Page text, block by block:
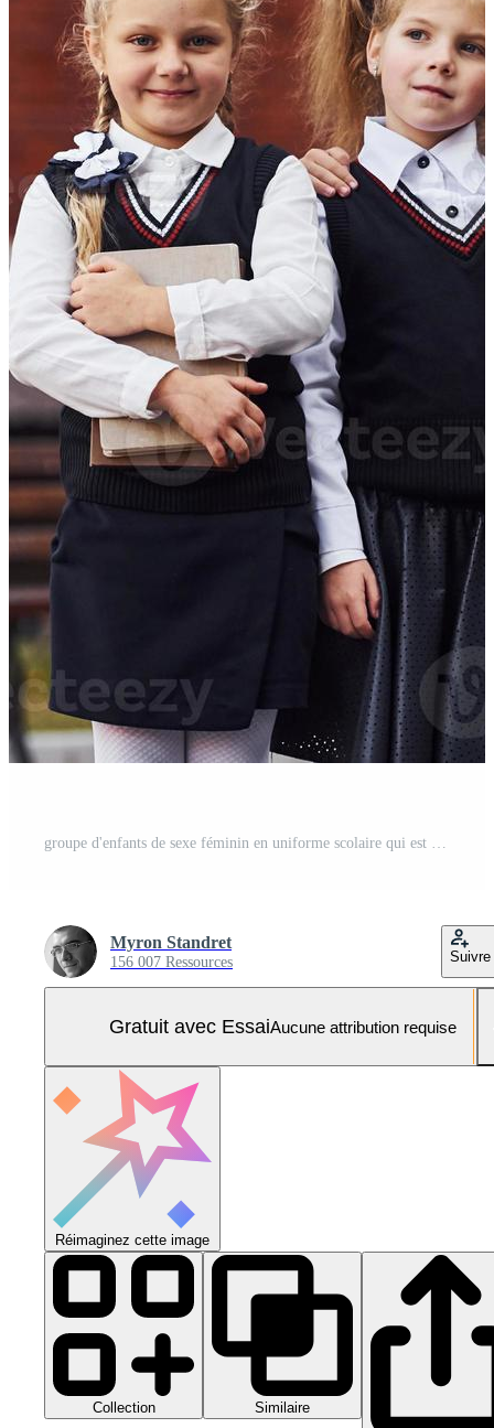
groupe d'enfants de sexe féminin en uniforme scolaire qui est à l'extérieur ensemble près du bâtiment de l'éducation Photo Pro
Myron Standret
156 007 Ressources Suivre
Gratuit avec EssaiAucune attribution requise
Réimaginez cette image
Collection Similaire